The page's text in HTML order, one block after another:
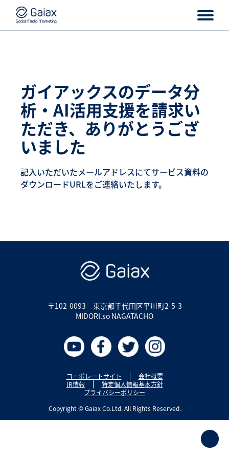
ガイアックスのデータ分
析・AI活用支援を請求い
ただき、ありがとうござ
いました
記入いただいたメールアドレスにてサービス資料の
ダウンロードURLをご連絡いたします。
〒102-0093 東京都千代田区平川町2-5-3
MIDORI.so NAGATACHO
コーポレートサイト
会社概要
IR情報
特定個人情報基本方針
プライバシーポリシー
Copyright © Gaiax Co.Ltd. All Rights Reserved.